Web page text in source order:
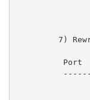
7)
Port